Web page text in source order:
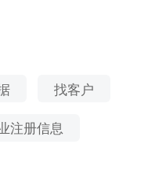
息数据库搜集处
找客户
注册信息